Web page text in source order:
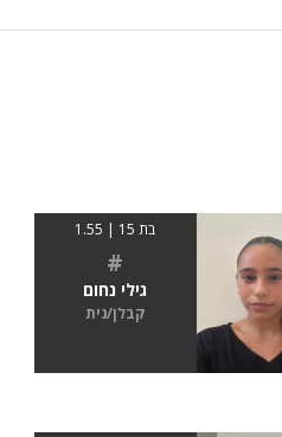
בת 15 | 1.55
#
גילי נחום
קבלן/נית